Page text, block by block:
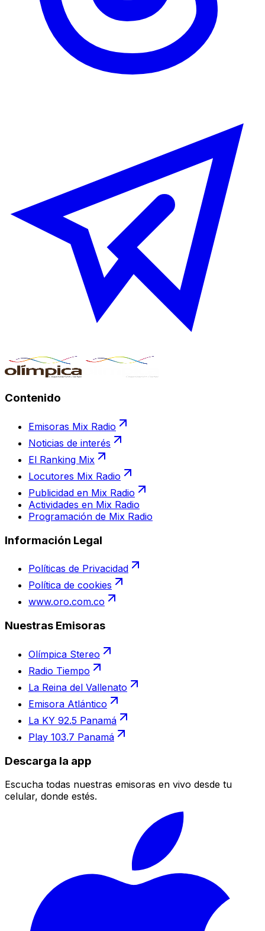
Contenido
Emisoras Mix Radio
Noticias de interés
El Ranking Mix
Locutores Mix Radio
Publicidad en Mix Radio
Actividades en Mix Radio
Programación de Mix Radio
Información Legal
Políticas de Privacidad
Política de cookies
www.oro.com.co
Nuestras Emisoras
Olímpica Stereo
Radio Tiempo
La Reina del Vallenato
Emisora Atlántico
La KY 92.5 Panamá
Play 103.7 Panamá
Descarga la app
Escucha todas nuestras emisoras en vivo desde tu
celular, donde estés.